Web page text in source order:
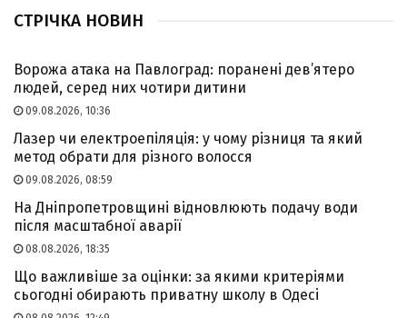
СТРІЧКА НОВИН
Ворожа атака на Павлоград: поранені дев’ятеро
людей, серед них чотири дитини
09.08.2026, 10:36
Лазер чи електроепіляція: у чому різниця та який
метод обрати для різного волосся
09.08.2026, 08:59
На Дніпропетровщині відновлюють подачу води
після масштабної аварії
08.08.2026, 18:35
Що важливіше за оцінки: за якими критеріями
сьогодні обирають приватну школу в Одесі